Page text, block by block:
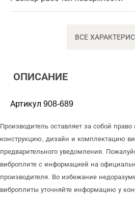
ВСЕ
ОПИСАНИЕ
Артикул 908-689
Производитель оставляет за собой
конструкцию, дизайн и комплектацию
предварительного уведомления.
виброплите с информацией на
производителя. Во избежание
виброплиты уточняйте информацию у